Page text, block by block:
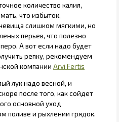
количество калия,
что избыток,
слишком мягкими, но
перьев, что полезно
А вот если надо будет
репку, рекомендуем
компании Arvi Fertis
лук надо весной, и
после того, как сойдет
основной уход
поливе и рыхлении грядок.